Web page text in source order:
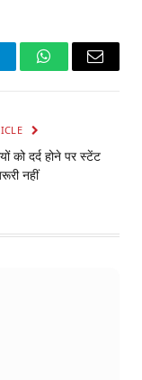
WhatsApp
Email
को दर्द होने पर स्टेंट
नहीं